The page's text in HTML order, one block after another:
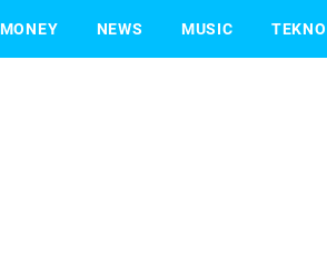
MONEY NEWS MUSIC TEKNO